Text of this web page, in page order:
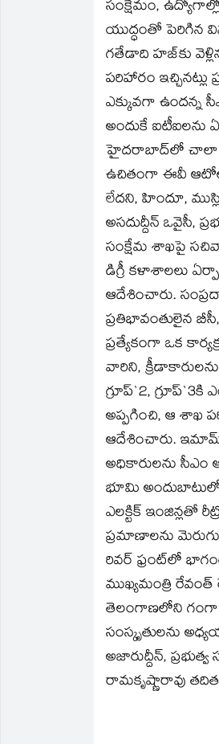
సంక్షేమం,
యుద్ధంతో పెరిగిన
గతేడాది హజ్‌కు
పరిహారం ఇచ్చినట్లు
ఎక్కువగా ఉందన్న
అందుకే ఐటీఐలను
హైదరాబాద్‌లో చాలా
ఉచితంగా ఈవీ
లేదని, హిందూ,
అసదుద్దీన్ ఒవైసీ,
సంక్షేమ శాఖపై
డిగ్రీ కళాశాలలు
ఆదేశించారు.
ప్రతిభావంతులైన
ప్రత్యేకంగా ఒక
వారిని,
గ్రూప్`2,
అప్పగించి, ఆ శాఖ
ఆదేశించారు.
అధికారులను
భూమి
ఎలక్టిక్ ఇంజిన్లతో
ప్రమాణాలను
రివర్ ఫ్రంట్‌లో
ముఖ్యమంత్రి
తెలంగాణలోని గంగా
సంస్కృతులను
అజారుద్దీన్,
రామకృష్ణారావు